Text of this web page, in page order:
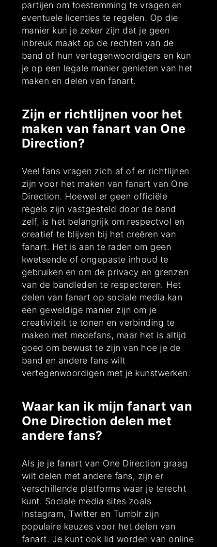
partijen om toestemming te vragen en
eventuele licenties te regelen. Op die
manier kun je zeker zijn dat je geen
inbreuk maakt op de rechten van de
band of hun vertegenwoordigers en kun
je op een legale manier genieten van het
maken en delen van fanart.
Zijn er richtlijnen voor het
maken van fanart van One
Direction?
Veel fans vragen zich af of er richtlijnen
zijn voor het maken van fanart van One
Direction. Hoewel er geen officiële
regels zijn vastgesteld door de band
zelf, is het belangrijk om respectvol en
creatief te blijven bij het creëren van
fanart. Het is aan te raden om geen
kwetsende of ongepaste inhoud te
gebruiken en om de privacy en grenzen
van de bandleden te respecteren. Het
delen van fanart op sociale media kan
een geweldige manier zijn om je
creativiteit te tonen en verbinding te
maken met medefans, maar het is altijd
goed om bewust te zijn van hoe je de
band en andere fans wilt
vertegenwoordigen met je kunstwerken.
Waar kan ik mijn fanart van
One Direction delen met
andere fans?
Als je je fanart van One Direction graag
wilt delen met andere fans, zijn er
verschillende platforms waar je terecht
kunt. Sociale media sites zoals
Instagram, Twitter en Tumblr zijn
populaire keuzes voor het delen van
fanart. Je kunt ook lid worden van online